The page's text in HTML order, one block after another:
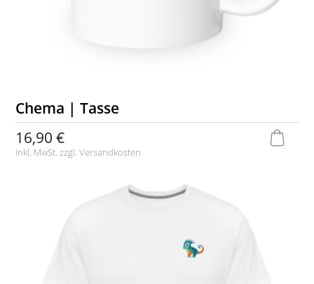
Chema | Tasse
16,90 €
inkl. MwSt. zzgl.Versandkosten